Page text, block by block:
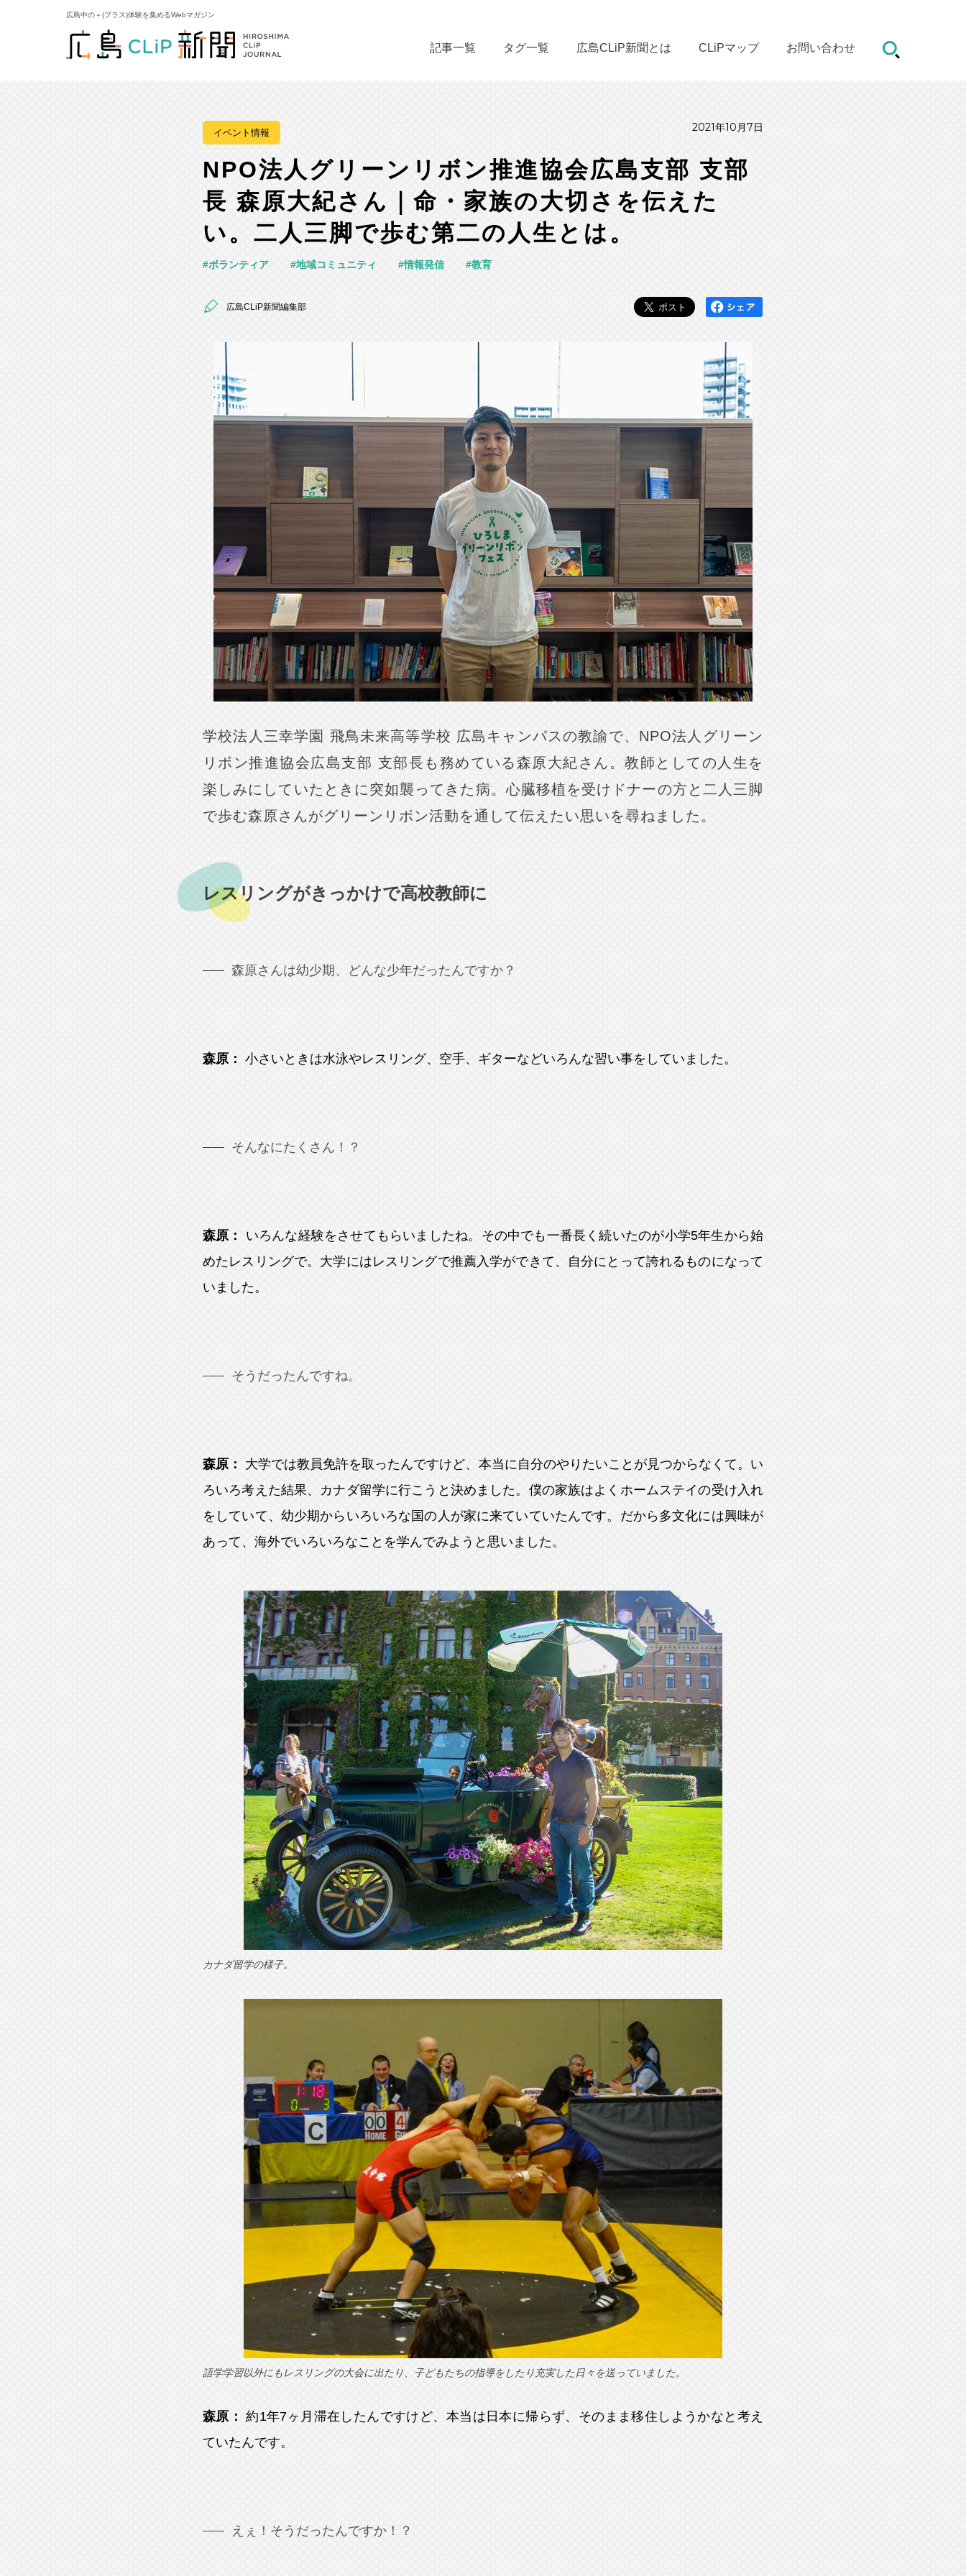
広島中の＋(プラス)体験を集めるWebマガジン
記事一覧 タグ一覧 広島CLiP新聞とは CLiPマップ お問い合わせ
イベント情報 2021年10月7日
NPO法人グリーンリボン推進協会広島支部 支部
長 森原大紀さん｜命・家族の大切さを伝えた
い。二人三脚で歩む第二の人生とは。
ボランティア 地域コミュニティ 情報発信 教育
広島CLiP新聞編集部
学校法人三幸学園 飛鳥未来高等学校 広島キャンパスの教諭で、NPO法人グリーン
リボン推進協会広島支部 支部長も務めている森原大紀さん。教師としての人生を
楽しみにしていたときに突如襲ってきた病。心臓移植を受けドナーの方と二人三脚
で歩む森原さんがグリーンリボン活動を通して伝えたい思いを尋ねました。
レスリングがきっかけで高校教師に
森原さんは幼少期、どんな少年だったんですか？
森原： 小さいときは水泳やレスリング、空手、ギターなどいろんな習い事をしていました。
そんなにたくさん！？
森原：
いろんな経験をさせてもらいましたね。その中でも一番長く続いたのが小学5年生から始
めたレスリングで。大学にはレスリングで推薦入学ができて、自分にとって誇れるものになって
いました。
そうだったんですね。
森原：
大学では教員免許を取ったんですけど、本当に自分のやりたいことが見つからなくて。い
ろいろ考えた結果、カナダ留学に行こうと決めました。僕の家族はよくホームステイの受け入れ
をしていて、幼少期からいろいろな国の人が家に来ていていたんです。だから多文化には興味が
あって、海外でいろいろなことを学んでみようと思いました。
カナダ留学の様子。
語学学習以外にもレスリングの大会に出たり、子どもたちの指導をしたり充実した日々を送っていました。
森原：
約1年7ヶ月滞在したんですけど、本当は日本に帰らず、そのまま移住しようかなと考え
ていたんです。
えぇ！そうだったんですか！？